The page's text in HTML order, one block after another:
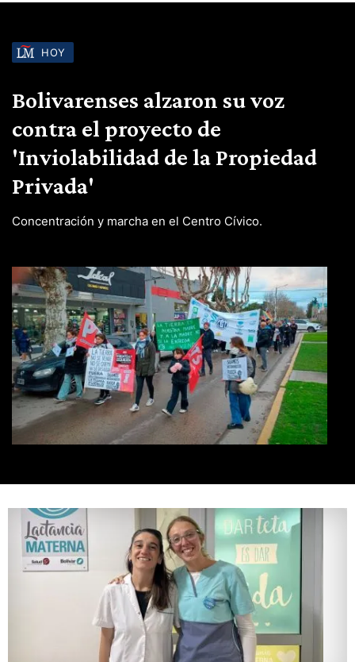
HOY
Bolivarenses alzaron su voz
contra el proyecto de
'Inviolabilidad de la Propiedad
Privada'
Concentración y marcha en el Centro Cívico.